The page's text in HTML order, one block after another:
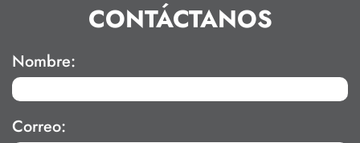
CONTÁCTANOS
Nombre:
Correo: